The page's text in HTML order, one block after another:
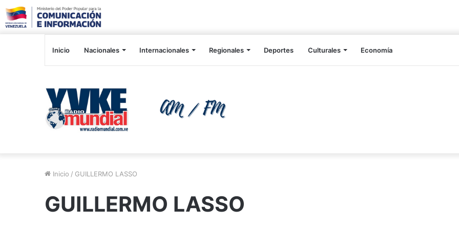
Inicio Nacionales Internacionales Regionales Deportes Culturales Economía
Inicio / GUILLERMO LASSO
GUILLERMO LASSO